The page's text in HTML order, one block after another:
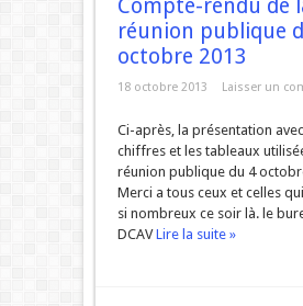
Compte-rendu de
réunion publique
octobre 2013
18 octobre 2013 Laisser un
Ci-après, la présentation
chiffres et les tableaux
réunion publique du 4
Merci a tous ceux et celles
si nombreux ce soir là. le
DCAVLire la suite »